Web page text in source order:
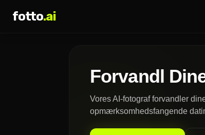
fotto.ai
Forvandl
Vores AI-fotograf forvandler
opmærksomhedsfangende